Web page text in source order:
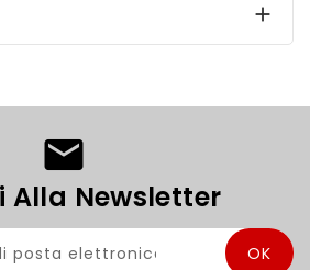

Alla Newsletter